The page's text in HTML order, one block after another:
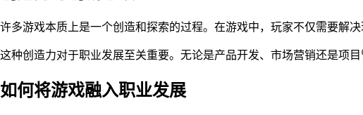
许多游戏本质上是一个创造和探索的过程。在游戏中，玩家不仅需要解
这种创造力对于职业发展至关重要。无论是产品开发、市场营销还是项
如何将游戏融入职业发展